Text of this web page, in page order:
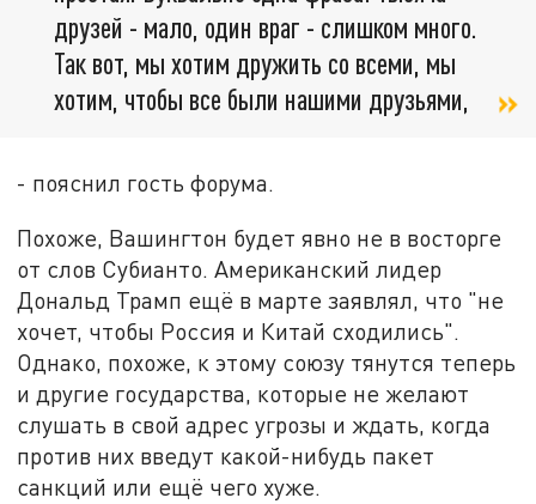
друзей - мало, один враг - слишком много.
Так вот, мы хотим дружить со всеми, мы
хотим, чтобы все были нашими друзьями,
- пояснил гость форума.
Похоже, Вашингтон будет явно не в восторге
от слов Субианто. Американский лидер
Дональд Трамп ещё в марте заявлял, что "не
хочет, чтобы Россия и Китай сходились".
Однако, похоже, к этому союзу тянутся теперь
и другие государства, которые не желают
слушать в свой адрес угрозы и ждать, когда
против них введут какой-нибудь пакет
санкций или ещё чего хуже.